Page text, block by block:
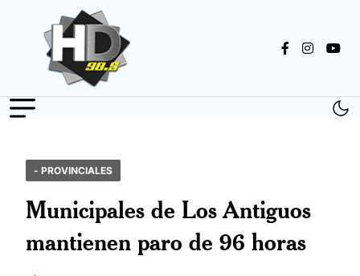
- PROVINCIALES
Municipales de Los Antiguos
mantienen paro de 96 horas